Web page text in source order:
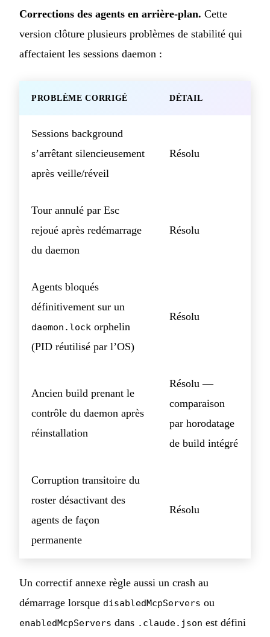
Corrections des agents en arrière-plan. Cette
version clôture plusieurs problèmes de stabilité qui
affectaient les sessions daemon :
PROBLÈME CORRIGÉ DÉTAIL
Sessions background
s’arrêtant silencieusement
après veille/réveil
Résolu
Tour annulé par Esc
rejoué après redémarrage
du daemon
Résolu
Agents bloqués
définitivement sur un
daemon.lock orphelin
(PID réutilisé par l’OS)
Résolu
Ancien build prenant le
contrôle du daemon après
réinstallation
Résolu —
comparaison
par horodatage
de build intégré
Corruption transitoire du
roster désactivant des
agents de façon
permanente
Résolu
Un correctif annexe règle aussi un crash au
démarrage lorsque disabledMcpServers ou
enabledMcpServers dans .claude.json est défini